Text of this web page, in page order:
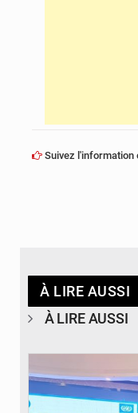
Suivez l'information
À LIRE AUSSI
À LIRE AUSSI